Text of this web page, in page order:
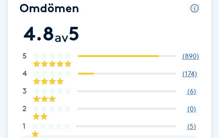
Cryoterapi
Dermapen
Diamantslipning
Omdömen
4.8av5
5 (890)
4 (174)
3 (6)
2 (0)
1 (5)